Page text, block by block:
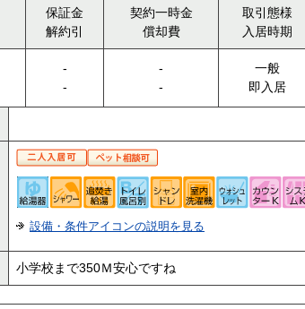
保証金
解約引
契約一時金
償却費
取引態様
入居時期
-
-
-
-
一般
即入居
設備・条件アイコンの説明を見る
小学校まで350Ｍ安心ですね